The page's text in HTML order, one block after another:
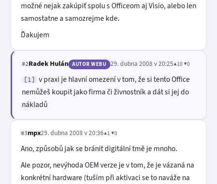
možné nejak zakúpiť spolu s Officeom aj Visio, alebo len
samostatne a samozrejme kde.
Ďakujem
#2Radek Hulán AUTOR WEBU 29. dubna 2008 v 20:25▲10 ▼0
[1]
v praxi je hlavní omezení v tom, že si tento Office
nemůžeš koupit jako firma či živnostník a dát si jej do
nákladů
#3mpx29. dubna 2008 v 20:36▲1 ▼0
Ano, způsobů jak se bránit digitální tmě je mnoho.
Ale pozor, nevýhoda OEM verze je v tom, že je vázaná na
konkrétní hardware (tuším při aktivaci se to naváže na